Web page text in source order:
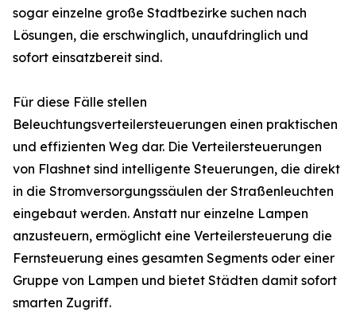
sogar einzelne große Stadtbezirke suchen nach
Lösungen, die erschwinglich, unaufdringlich und
sofort einsatzbereit sind.
Für diese Fälle stellen
Beleuchtungsverteilersteuerungen einen praktischen
und effizienten Weg dar. Die Verteilersteuerungen
von Flashnet sind intelligente Steuerungen, die direkt
in die Stromversorgungssäulen der Straßenleuchten
eingebaut werden. Anstatt nur einzelne Lampen
anzusteuern, ermöglicht eine Verteilersteuerung die
Fernsteuerung eines gesamten Segments oder einer
Gruppe von Lampen und bietet Städten damit sofort
smarten Zugriff.